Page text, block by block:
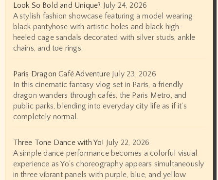
Look So Bold and Unique?
July 24, 2026
A stylish fashion showcase featuring a model wearing
black pantyhose with artistic holes and black high-
heeled cage sandals decorated with silver studs, ankle
chains, and toe rings.
Paris Dragon Café Adventure July 23, 2026
In this cinematic fantasy vlog set in Paris, a friendly
dragon wanders through cafés, the Paris Metro, and
public parks, blending into everyday city life as if it’s
completely normal.
Three Tone Dance with Yo!
July 22, 2026
A simple dance performance becomes a colorful visual
experience as Yo's choreography appears simultaneously
in three vibrant panels with purple, blue, and yellow